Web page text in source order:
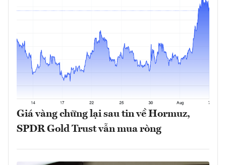
Giá vàng chững lại sau tin về Hormuz,
SPDR Gold Trust vẫn mua ròng